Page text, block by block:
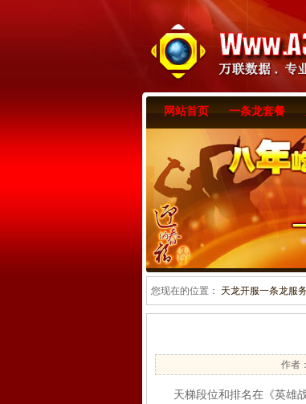
网站首页 一条龙套餐
您现在的位置： 天龙开服一条龙服
作者：
天梯段位和排名在《英雄战